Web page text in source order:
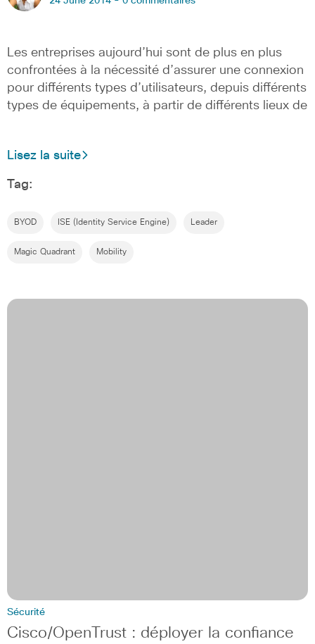
Les entreprises aujourd’hui sont de plus en plus
confrontées à la nécessité d’assurer une connexion
pour différents types d’utilisateurs, depuis différents
types de équipements, à partir de différents lieux de
Lisez la suite
Tag:
BYOD ISE (Identity Service Engine) Leader
Magic Quadrant Mobility
Sécurité
Cisco/OpenTrust : déployer la confiance